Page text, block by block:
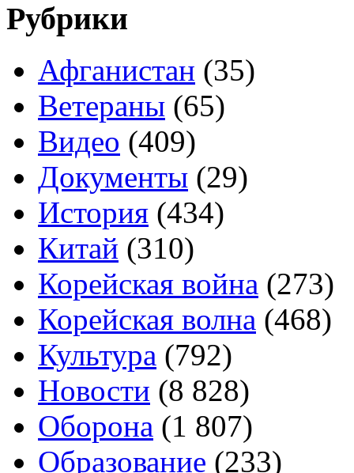
Рубрики
Афганистан (35)
Ветераны (65)
Видео (409)
Документы (29)
История (434)
Китай (310)
Корейская война (273)
Корейская волна (468)
Культура (792)
Новости (8 828)
Оборона (1 807)
Образование (233)